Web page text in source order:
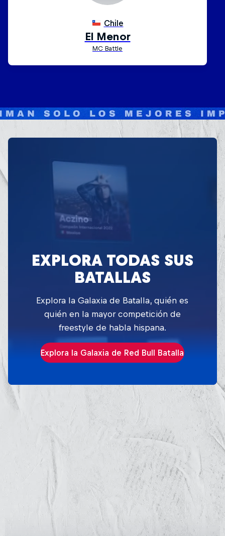
EXPLORA TODAS SUS
BATALLAS
Explora la Galaxia de Batalla, quién es
quién en la mayor competición de
freestyle de habla hispana.
Explora la Galaxia de Red Bull Batalla